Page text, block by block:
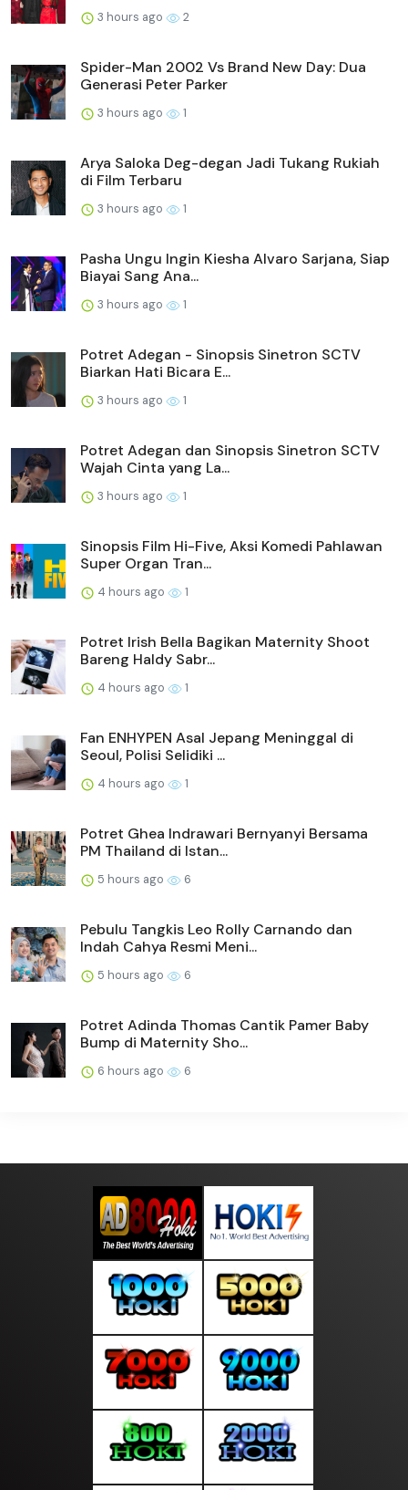
3 hours ago 2
Spider-Man 2002 Vs Brand New Day: Dua
Generasi Peter Parker
3 hours ago 1
Arya Saloka Deg-degan Jadi Tukang Rukiah
di Film Terbaru
3 hours ago 1
Pasha Ungu Ingin Kiesha Alvaro Sarjana, Siap
Biayai Sang Ana...
3 hours ago 1
Potret Adegan - Sinopsis Sinetron SCTV
Biarkan Hati Bicara E...
3 hours ago 1
Potret Adegan dan Sinopsis Sinetron SCTV
Wajah Cinta yang La...
3 hours ago 1
Sinopsis Film Hi-Five, Aksi Komedi Pahlawan
Super Organ Tran...
4 hours ago 1
Potret Irish Bella Bagikan Maternity Shoot
Bareng Haldy Sabr...
4 hours ago 1
Fan ENHYPEN Asal Jepang Meninggal di
Seoul, Polisi Selidiki ...
4 hours ago 1
Potret Ghea Indrawari Bernyanyi Bersama
PM Thailand di Istan...
5 hours ago 6
Pebulu Tangkis Leo Rolly Carnando dan
Indah Cahya Resmi Meni...
5 hours ago 6
Potret Adinda Thomas Cantik Pamer Baby
Bump di Maternity Sho...
6 hours ago 6